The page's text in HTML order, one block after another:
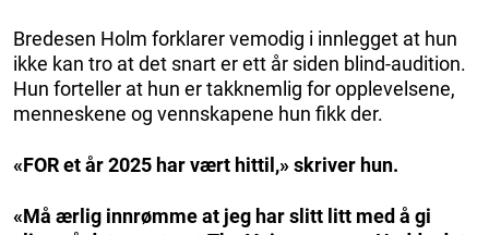
Bredesen Holm forklarer vemodig i innlegget at hun
ikke kan tro at det snart er ett år siden blind-audition.
Hun forteller at hun er takknemlig for opplevelsene,
menneskene og vennskapene hun fikk der.
«FOR et år 2025 har vært hittil,» skriver hun.
«Må ærlig innrømme at jeg har slitt litt med å gi